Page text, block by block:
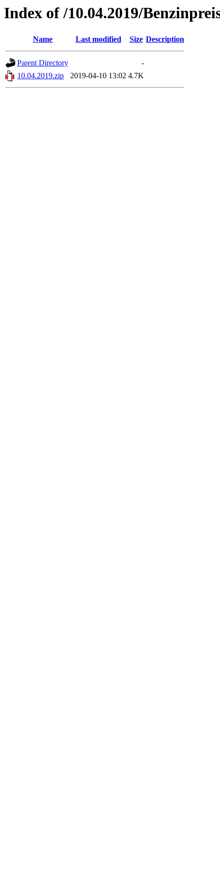
Index of /10.04.2019/
Name Last modified Size Description
Parent Directory
-
10.04.2019.zip
2019-04-10 13:02 4.7K